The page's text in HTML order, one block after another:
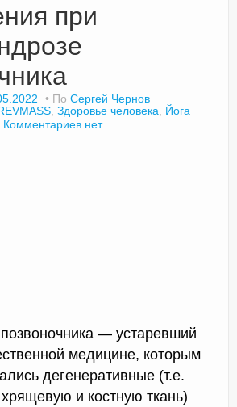
при
По Сергей Чернов
Здоровье человека
Йога
Комментариев нет
— устаревший
медицине, которым
дегенеративные (т.е.
и костную ткань)